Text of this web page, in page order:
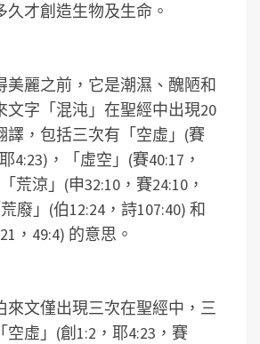
久才創造生物及生命。
美麗之前，它是潮濕、醜陋和
文字「混沌」在聖經中出現20
譯，包括三次有「空虛」(賽
4:23)，「虛空」(賽40:17，
荒涼」(申32:10，賽24:10，
廢」(伯12:24，詩107:40) 和
，49:4) 的意思。
來文僅出現三次在聖經中，三
虛」(創1:2，耶4:23，賽